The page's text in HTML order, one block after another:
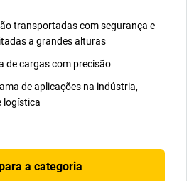
transportadas com segurança e
a grandes alturas
de cargas com precisão
de aplicações na indústria,
logística
a categoria